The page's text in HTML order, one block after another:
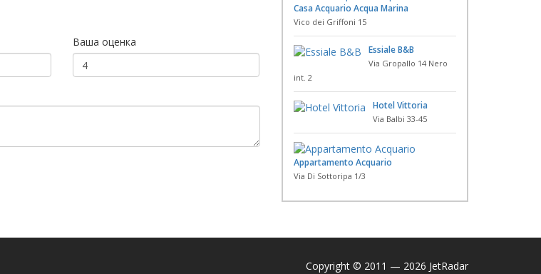
Ваша оценка
Casa Acquario Acqua Marina
Vico dei Griffoni 15
Essiale B&B
Via Gropallo 14 Nero
int. 2
Hotel Vittoria
Via Balbi 33-45
Appartamento Acquario
Via Di Sottoripa 1/3
Copyright © 2011 — 2026 JetRadar